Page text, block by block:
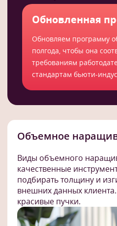
Обновленная
Обновляем программу
полгода, чтобы она
требованиям
стандартам бьюти-
Объемное
Виды объемного
качественные
подбирать толщину и
внешних данных
красивые пучки.